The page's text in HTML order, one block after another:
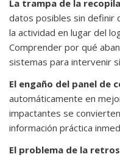
La trampa de la
datos posibles sin definir
la actividad en lugar del
Comprender por qué
sistemas para intervenir
El engaño del panel de
automáticamente en
impactantes se
información práctica
El problema de la